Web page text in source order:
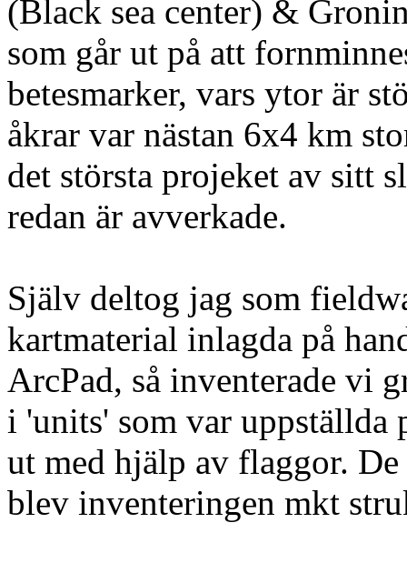
(Black sea center) &
som går ut på att
betesmarker, vars ytor är
åkrar var nästan 6x4 km
det största projeket av sitt
redan är avverkade.
Själv deltog jag som
kartmaterial inlagda på
ArcPad, så inventerade vi
i 'units' som var uppställda
ut med hjälp av flaggor.
blev inventeringen mkt